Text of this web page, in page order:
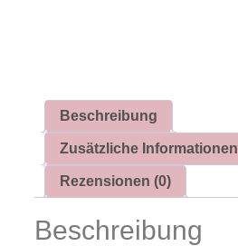
Beschreibung
Zusätzliche Informationen
Rezensionen (0)
Beschreibung